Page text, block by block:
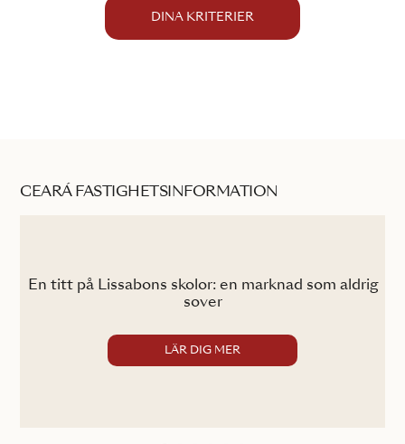
DINA KRITERIER
CEARÁ FASTIGHETSINFORMATION
En titt på Lissabons skolor: en marknad som aldrig
sover
LÄR DIG MER